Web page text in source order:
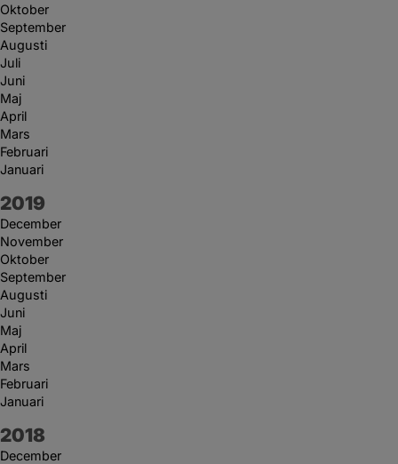
Oktober
September
Augusti
Juli
Juni
Maj
April
Mars
Februari
Januari
År:
2019
December
November
Oktober
September
Augusti
Juni
Maj
April
Mars
Februari
Januari
År:
2018
December